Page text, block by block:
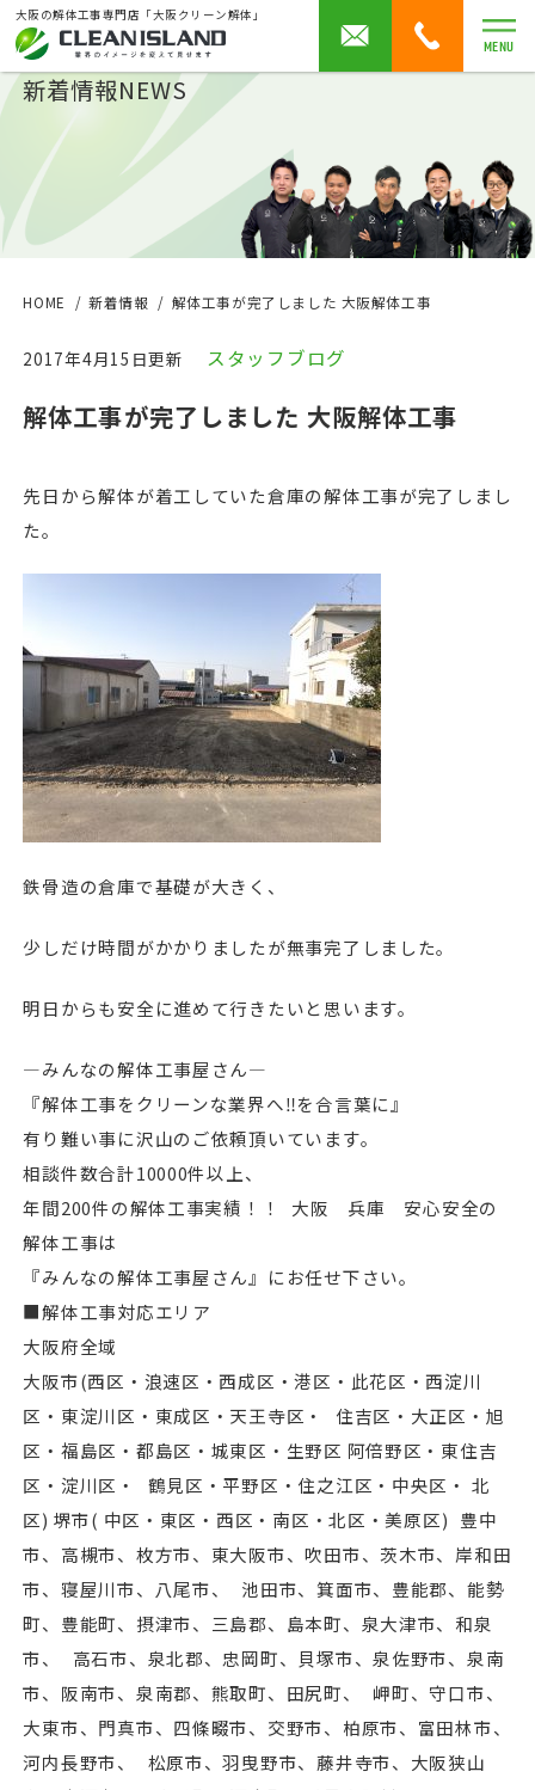
大阪の解体工事専門店「大阪クリーン解体」
MENU
新着情報NEWS
HOME 新着情報 解体工事が完了しました 大阪解体工事
2017年4月15日更新 スタッフブログ
解体工事が完了しました 大阪解体工事
先日から解体が着工していた倉庫の解体工事が完了しまし
た。
鉄骨造の倉庫で基礎が大きく、
少しだけ時間がかかりましたが無事完了しました。
明日からも安全に進めて行きたいと思います。
—みんなの解体工事屋さん—
『解体工事をクリーンな業界へ‼︎を合言葉に』
有り難い事に沢山のご依頼頂いています。
相談件数合計10000件以上、
年間200件の解体工事実績！！ 大阪 兵庫 安心安全の
解体工事は
『みんなの解体工事屋さん』にお任せ下さい。
■解体工事対応エリア
大阪府全域
⼤阪市(⻄区・浪速区・⻄成区・港区・此花区・⻄淀川
区・東淀川区・東成区・天王寺区・ 住吉区・⼤正区・旭
区・福島区・都島区・城東区・生野区 阿倍野区・東住吉
区・淀川区・ 鶴見区・平野区・住之江区・中央区・ 北
区) 堺市( 中区・東区・⻄区・南区・北区・美原区) 豊中
市、高槻市、枚方市、東⼤阪市、吹田市、茨木市、岸和田
市、寝屋川市、八尾市、 池田市、箕面市、豊能郡、能勢
町、豊能町、摂津市、三島郡、島本町、泉⼤津市、和泉
市、 高石市、泉北郡、忠岡町、貝塚市、泉佐野市、泉南
市、阪南市、泉南郡、熊取町、田尻町、 岬町、守口市、
⼤東市、門真市、四條畷市、交野市、柏原市、富田林市、
河内⻑野市、 松原市、羽曳野市、藤井寺市、⼤阪狭山